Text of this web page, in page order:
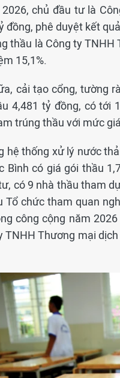
chủ đầu tư là
đồng, phê duyệt kết
thầu là Công ty
15,1%.
cải tạo cổng, tường
4,481 tỷ đồng, có
trúng thầu với mức
hệ thống xử lý nước
Bình có giá gói thầu
có 9 nhà thầu tham
Tổ chức tham quan
công cộng năm
TNHH Thương mại